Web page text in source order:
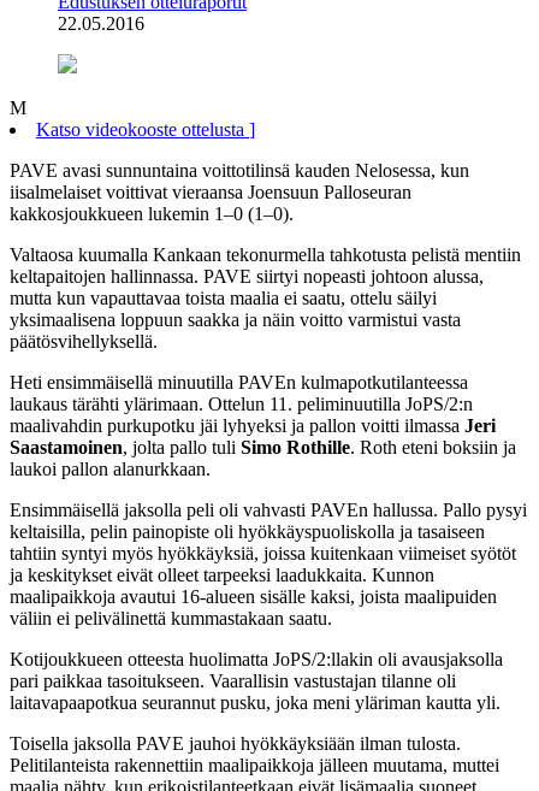
22.05.2016
M
Katso videokooste ottelusta ]
PAVE avasi sunnuntaina voittotilinsä kauden Nelosessa, kun
iisalmelaiset voittivat vieraansa Joensuun Palloseuran
kakkosjoukkueen lukemin 1–0 (1–0).
Valtaosa kuumalla Kankaan tekonurmella tahkotusta pelistä mentiin
keltapaitojen hallinnassa. PAVE siirtyi nopeasti johtoon alussa,
mutta kun vapauttavaa toista maalia ei saatu, ottelu säilyi
yksimaalisena loppuun saakka ja näin voitto varmistui vasta
päätösvihellyksellä.
Heti ensimmäisellä minuutilla PAVEn kulmapotkutilanteessa
laukaus tärähti ylärimaan. Ottelun 11. peliminuutilla JoPS/2:n
maalivahdin purkupotku jäi lyhyeksi ja pallon voitti ilmassa Jeri
Saastamoinen, jolta pallo tuli Simo Rothille. Roth eteni boksiin ja
laukoi pallon alanurkkaan.
Ensimmäisellä jaksolla peli oli vahvasti PAVEn hallussa. Pallo pysyi
keltaisilla, pelin painopiste oli hyökkäyspuoliskolla ja tasaiseen
tahtiin syntyi myös hyökkäyksiä, joissa kuitenkaan viimeiset syötöt
ja keskitykset eivät olleet tarpeeksi laadukkaita. Kunnon
maalipaikkoja avautui 16-alueen sisälle kaksi, joista maalipuiden
väliin ei pelivälinettä kummastakaan saatu.
Kotijoukkueen otteesta huolimatta JoPS/2:llakin oli avausjaksolla
pari paikkaa tasoitukseen. Vaarallisin vastustajan tilanne oli
laitavapaapotkua seurannut pusku, joka meni yläriman kautta yli.
Toisella jaksolla PAVE jauhoi hyökkäyksiään ilman tulosta.
Pelitilanteista rakennettiin maalipaikkoja jälleen muutama, muttei
maalia nähty, kun erikoistilanteetkaan eivät lisämaalia suoneet.